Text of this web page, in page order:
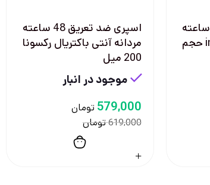
اسپری ضد تعریق ۴۸ ساعته
داو مدل invisible dry حجم
اسپری ضد تعریق 48 ساعته
مردانه آنتی باکتریال رکسونا
200 میل
موجود در انبار
619,000تومان
579,000 تومان